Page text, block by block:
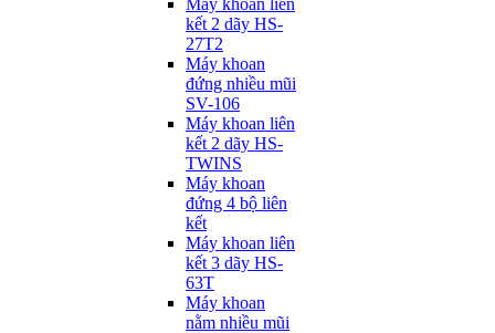
Máy khoan liên
kết 2 dãy HS-
27T2
Máy khoan
đứng nhiều mũi
SV-106
Máy khoan liên
kết 2 dãy HS-
TWINS
Máy khoan
đứng 4 bộ liên
kết
Máy khoan liên
kết 3 dãy HS-
63T
Máy khoan
nằm nhiều mũi